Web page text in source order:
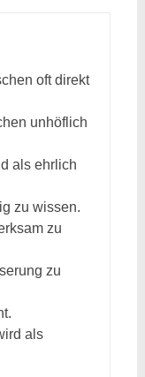
oft direkt
unhöflich
als ehrlich
zu wissen.
zu
zu
als